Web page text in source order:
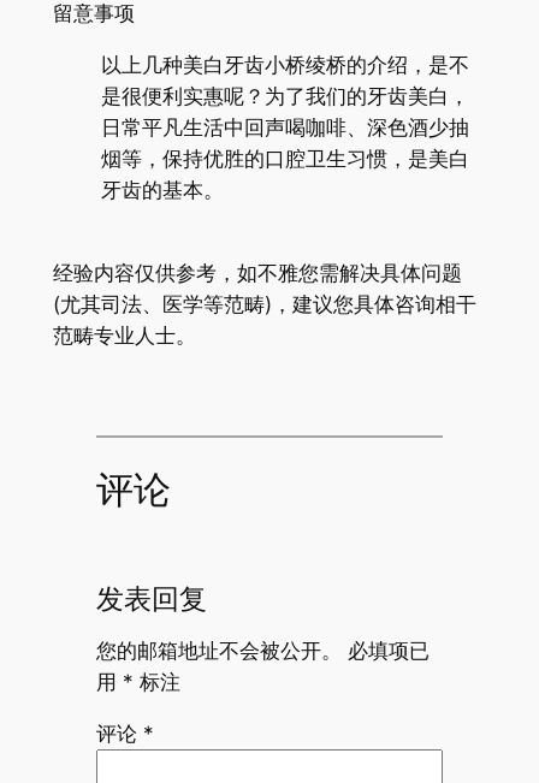
留意事项
以上几种美白牙齿小桥绫桥的介绍，是不
是很便利实惠呢？为了我们的牙齿美白，
日常平凡生活中回声喝咖啡、深色酒少抽
烟等，保持优胜的口腔卫生习惯，是美白
牙齿的基本。
经验内容仅供参考，如不雅您需解决具体问题
(尤其司法、医学等范畴)，建议您具体咨询相干
范畴专业人士。
评论
发表回复
您的邮箱地址不会被公开。
必填项已
用 * 标注
评论 *